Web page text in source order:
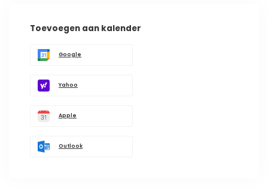
Toevoegen aan kalender
Google
Yahoo
Apple
Outlook